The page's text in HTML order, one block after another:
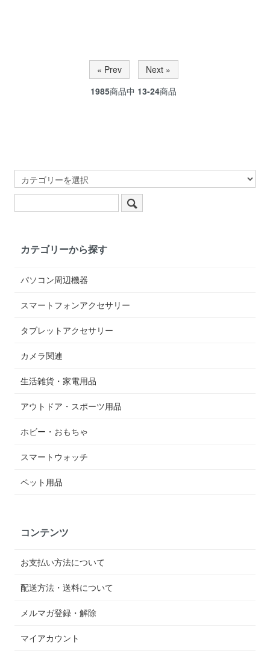
« Prev
Next »
1985商品中 13-24商品
カテゴリーから探す
パソコン周辺機器
スマートフォンアクセサリー
タブレットアクセサリー
カメラ関連
生活雑貨・家電用品
アウトドア・スポーツ用品
ホビー・おもちゃ
スマートウォッチ
ペット用品
コンテンツ
お支払い方法について
配送方法・送料について
メルマガ登録・解除
マイアカウント